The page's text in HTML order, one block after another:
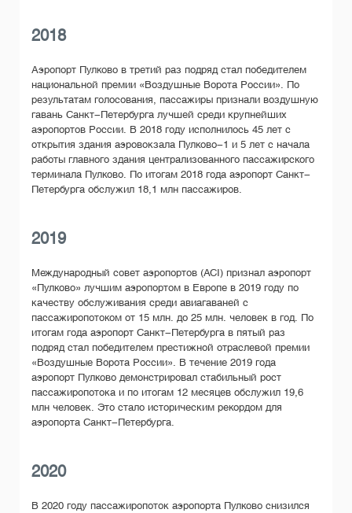
2018
Аэропорт Пулково в третий раз подряд стал победителем
национальной премии «Воздушные Ворота России». По
результатам голосования, пассажиры признали воздушную
гавань Санкт-Петербурга лучшей среди крупнейших
аэропортов России. В 2018 году исполнилось 45 лет с
открытия здания аэровокзала Пулково-1 и 5 лет с начала
работы главного здания централизованного пассажирского
терминала Пулково. По итогам 2018 года аэропорт Санкт-
Петербурга обслужил 18,1 млн пассажиров.
2019
Международный совет аэропортов (ACI) признал аэропорт
«Пулково» лучшим аэропортом в Европе в 2019 году по
качеству обслуживания среди авиагаваней с
пассажиропотоком от 15 млн. до 25 млн. человек в год. По
итогам года аэропорт Санкт-Петербурга в пятый раз
подряд стал победителем престижной отраслевой премии
«Воздушные Ворота России». В течение 2019 года
аэропорт Пулково демонстрировал стабильный рост
пассажиропотока и по итогам 12 месяцев обслужил 19,6
млн человек. Это стало историческим рекордом для
аэропорта Санкт-Петербурга.
2020
В 2020 году пассажиропоток аэропорта Пулково снизился